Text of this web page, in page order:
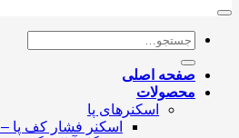
جستجو
صفحه اصلی
محصولات
اسکنرهای پا
اسکنر فشار کف پا – PT-SCAN